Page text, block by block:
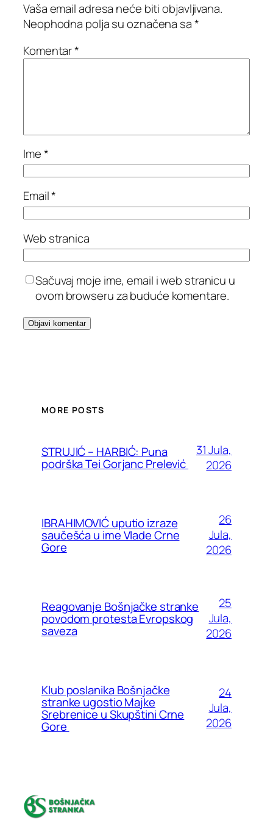
Vaša email adresa neće biti objavljivana.
Neophodna polja su označena sa*
Komentar*
Ime*
Email*
Web stranica
Sačuvaj moje ime, email i web stranicu u
ovom browseru za buduće komentare.
MORE POSTS
STRUJIĆ – HARBIĆ: Puna
podrška Tei Gorjanc Prelević
31 Jula,
2026
IBRAHIMOVIĆ uputio izraze
saučešća u ime Vlade Crne
Gore
26
Jula,
2026
Reagovanje Bošnjačke stranke
povodom protesta Evropskog
saveza
25
Jula,
2026
Klub poslanika Bošnjačke
stranke ugostio Majke
Srebrenice u Skupštini Crne
Gore
24
Jula,
2026